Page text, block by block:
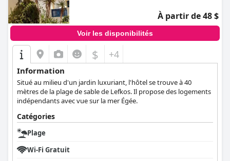
À partir de 48 $
Voir les disponibilités
$ +4
Information
Situé au milieu d'un jardin luxuriant, l'hôtel se trouve à 40
mètres de la plage de sable de Lefkos. Il propose des logements
indépendants avec vue sur la mer Égée.
Catégories
Plage
Wi-Fi Gratuit